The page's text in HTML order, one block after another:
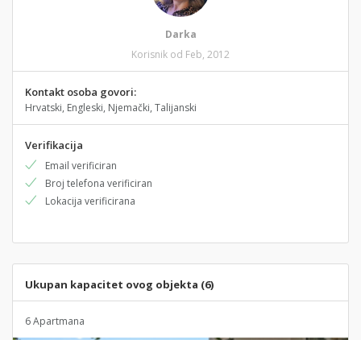
Darka
Korisnik od Feb, 2012
Kontakt osoba govori:
Hrvatski, Engleski, Njemački, Talijanski
Verifikacija
Email verificiran
Broj telefona verificiran
Lokacija verificirana
Ukupan kapacitet ovog objekta (6)
6 Apartmana